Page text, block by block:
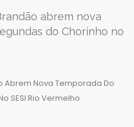
abrem nova
do Chorinho no
Abrem Nova Temporada Do
SESI Rio Vermelho